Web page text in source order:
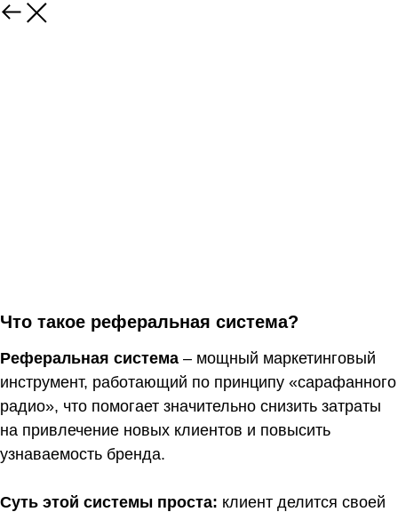
Что такое реферальная система?
Реферальная система – мощный маркетинговый
инструмент, работающий по принципу «сарафанного
радио», что помогает значительно снизить затраты
на привлечение новых клиентов и повысить
узнаваемость бренда.
Суть этой системы проста: клиент делится своей